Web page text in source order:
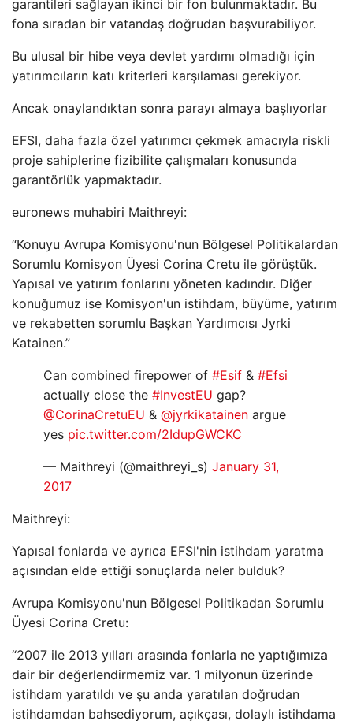
garantileri sağlayan ikinci bir fon bulunmaktadır. Bu
fona sıradan bir vatandaş doğrudan başvurabiliyor.
Bu ulusal bir hibe veya devlet yardımı olmadığı için
yatırımcıların katı kriterleri karşılaması gerekiyor.
Ancak onaylandıktan sonra parayı almaya başlıyorlar
EFSI, daha fazla özel yatırımcı çekmek amacıyla riskli
proje sahiplerine fizibilite çalışmaları konusunda
garantörlük yapmaktadır.
euronews muhabiri Maithreyi:
“Konuyu Avrupa Komisyonu'nun Bölgesel Politikalardan
Sorumlu Komisyon Üyesi Corina Cretu ile görüştük.
Yapısal ve yatırım fonlarını yöneten kadındır. Diğer
konuğumuz ise Komisyon'un istihdam, büyüme, yatırım
ve rekabetten sorumlu Başkan Yardımcısı Jyrki
Katainen.”
Can combined firepower of #Esif & #Efsi
actually close the #InvestEU gap?
@CorinaCretuEU & @jyrkikatainen argue
yes pic.twitter.com/2IdupGWCKC
— Maithreyi (@maithreyi_s) January 31,
2017
Maithreyi:
Yapısal fonlarda ve ayrıca EFSI'nin istihdam yaratma
açısından elde ettiği sonuçlarda neler bulduk?
Avrupa Komisyonu'nun Bölgesel Politikadan Sorumlu
Üyesi Corina Cretu:
“2007 ile 2013 yılları arasında fonlarla ne yaptığımıza
dair bir değerlendirmemiz var. 1 milyonun üzerinde
istihdam yaratıldı ve şu anda yaratılan doğrudan
istihdamdan bahsediyorum, açıkçası, dolaylı istihdama